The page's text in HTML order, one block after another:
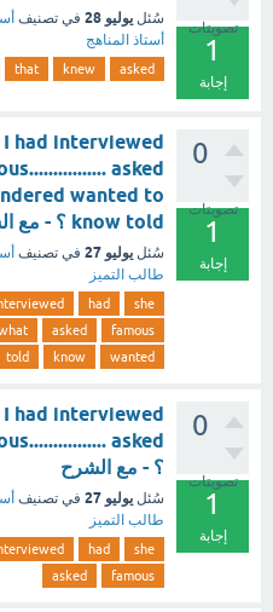
تصويتات
1
إجابة
سُئل يوليو 28 في تصنيف
أستاذ المناهج
asked
knew
that
0
تصويتات
1
إجابة
I had interviewed
asked
wanted to
know told ؟ - مع الشرح
سُئل يوليو 27 في تصنيف
طالب التميز
she
had
famous
asked
wanted
know
told
0
تصويتات
1
إجابة
I had interviewed
asked
؟ - مع الشرح
سُئل يوليو 27 في تصنيف
طالب التميز
she
had
famous
asked